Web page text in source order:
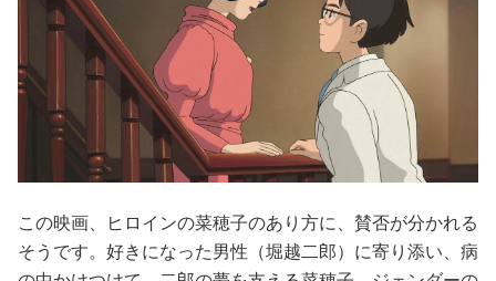
この映画、ヒロインの菜穂子のあり方に、賛否が分かれる
そうです。好きになった男性（堀越二郎）に寄り添い、病